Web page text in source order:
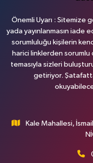
Önemli Uyarı : Sitemize
yada yayınlanmasın iade
sorumluluğu kişilerin
harici linklerden
temasıyla sizleri
getiriyor.
Kale Mahallesi,